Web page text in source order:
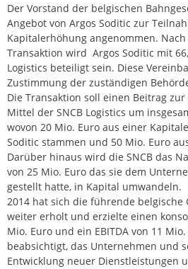
Der Vorstand der belgischen
Angebot von Argos Soditic zur
Kapitalerhöhung angenommen.
Transaktion wird Argos Soditic mit
Logistics beteiligt sein. Diese
Zustimmung der zuständigen
Die Transaktion soll einen Beitrag
Mittel der SNCB Logistics um
wovon 20 Mio. Euro aus einer
Soditic stammen und 50 Mio. Euro
Darüber hinaus wird die SNCB das
von 25 Mio. Euro das sie dem
gestellt hatte, in Kapital umwandeln.
2014 hat sich die führende belgische
weiter erholt und erzielte einen
Mio. Euro und ein EBITDA von 11
beabsichtigt, das Unternehmen und
Entwicklung neuer Dienstleistungen